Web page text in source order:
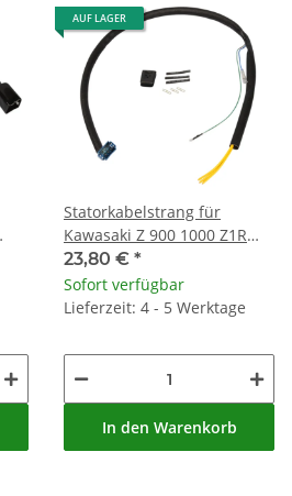
AUF LAGER
Statorkabelstrang für
Kawasaki Z 900 1000 Z1R
1000 #
23,80 € *
Sofort verfügbar
Lieferzeit: 4 - 5 Werktage
In den Warenkorb